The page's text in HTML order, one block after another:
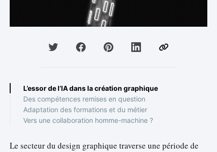
L’essor de l’IA dans la création graphique
Des compétences remises en question
Adaptation des formations et du métier
Vers une collaboration homme-machine ?
Le secteur du design graphique traverse une période de